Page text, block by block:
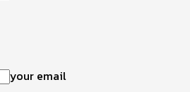
your email